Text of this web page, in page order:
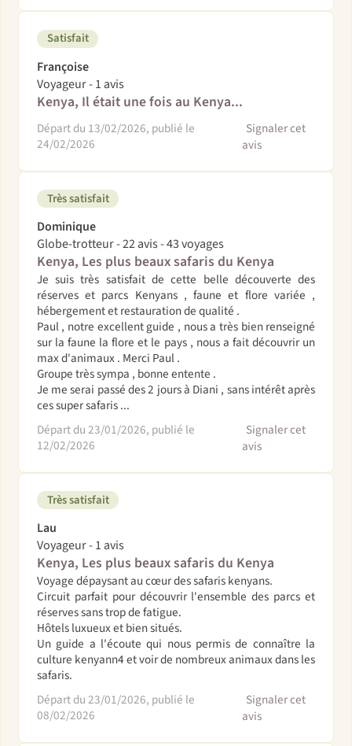
Satisfait
Françoise
Voyageur - 1 avis
Kenya, Il était une fois au Kenya...
Départ du 13/02/2026, publié le
24/02/2026
Signaler cet
avis
Très satisfait
Dominique
Globe-trotteur - 22 avis - 43 voyages
Kenya, Les plus beaux safaris du Kenya
Je suis très satisfait de cette belle découverte des
réserves et parcs Kenyans , faune et flore variée ,
hébergement et restauration de qualité .
Paul , notre excellent guide , nous a très bien renseigné
sur la faune la flore et le pays , nous a fait découvrir un
max d'animaux . Merci Paul .
Groupe très sympa , bonne entente .
Je me serai passé des 2 jours à Diani , sans intérêt après
ces super safaris ...
Départ du 23/01/2026, publié le
12/02/2026
Signaler cet
avis
Très satisfait
Lau
Voyageur - 1 avis
Kenya, Les plus beaux safaris du Kenya
Voyage dépaysant au cœur des safaris kenyans.
Circuit parfait pour découvrir l'ensemble des parcs et
réserves sans trop de fatigue.
Hôtels luxueux et bien situés.
Un guide a l'écoute qui nous permis de connaître la
culture kenyann4 et voir de nombreux animaux dans les
safaris.
Départ du 23/01/2026, publié le
08/02/2026
Signaler cet
avis